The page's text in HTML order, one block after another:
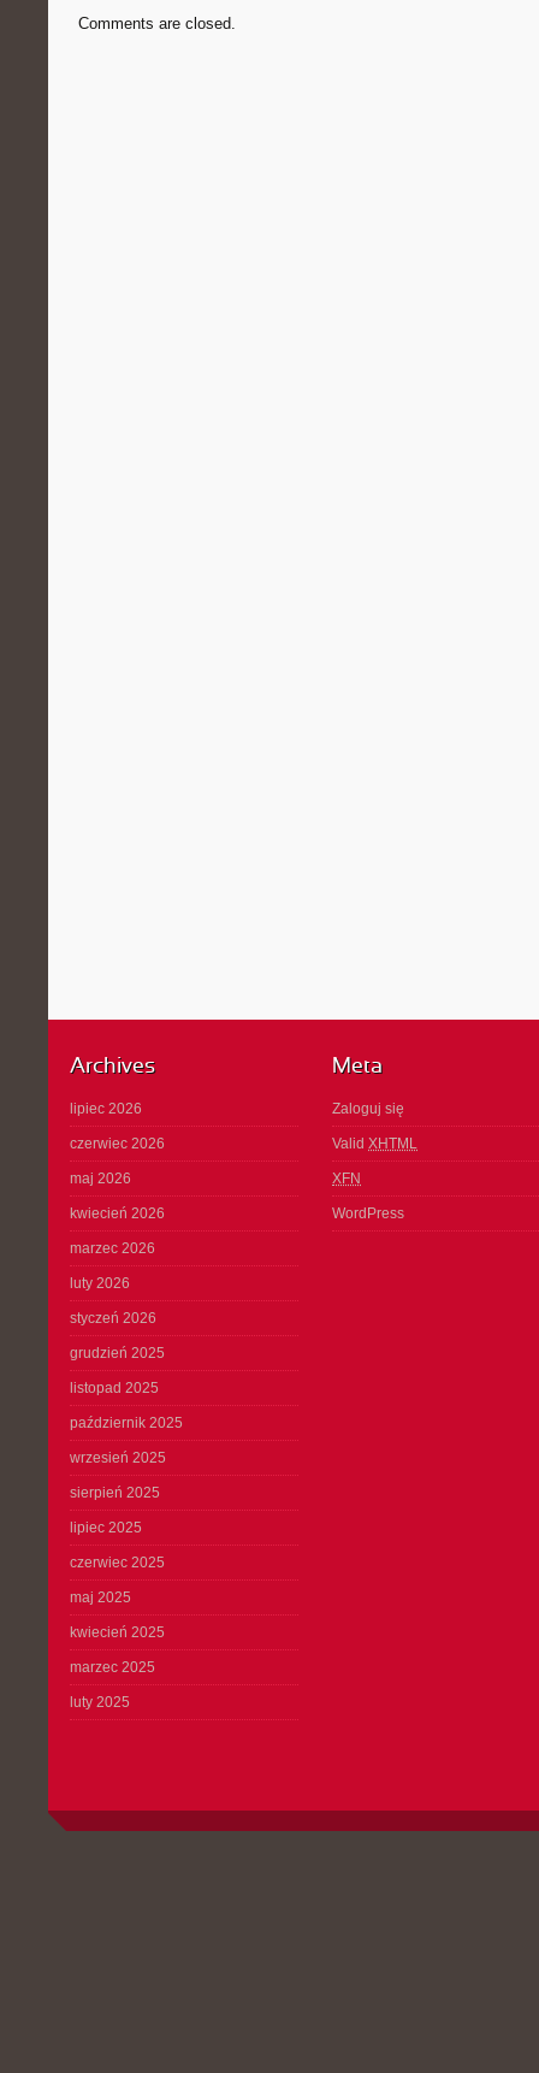
Comments are closed.
Archives
lipiec 2026
czerwiec 2026
maj 2026
kwiecień 2026
marzec 2026
luty 2026
styczeń 2026
grudzień 2025
listopad 2025
październik 2025
wrzesień 2025
sierpień 2025
lipiec 2025
czerwiec 2025
maj 2025
kwiecień 2025
marzec 2025
luty 2025
Meta
Zaloguj się
Valid XHTML
XFN
WordPress